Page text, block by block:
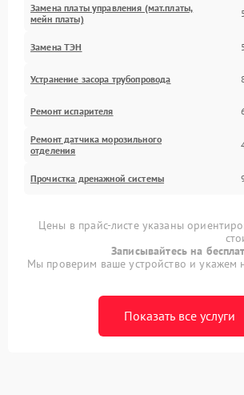
Замена платы управления (мат.платы,
мейн платы)
Замена ТЭН
Устранение засора трубопровода
Ремонт испарителя
Ремонт датчика морозильного
отделения
Прочистка дренажной системы
Цены в прайс-листе указаны
Записывайтесь на
Мы проверим ваше устройство и укажем
Показать все услуги